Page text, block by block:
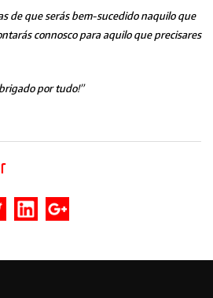
de que serás bem-sucedido naquilo que
connosco para aquilo que precisares
por tudo!”